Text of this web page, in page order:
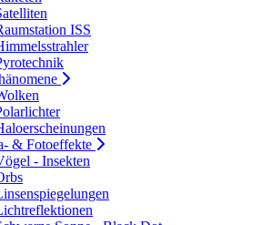
ISS
& Fotoeffekte
- Insekten